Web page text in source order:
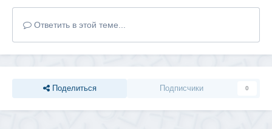
Ответить в этой теме...
Поделиться Подписчики 0